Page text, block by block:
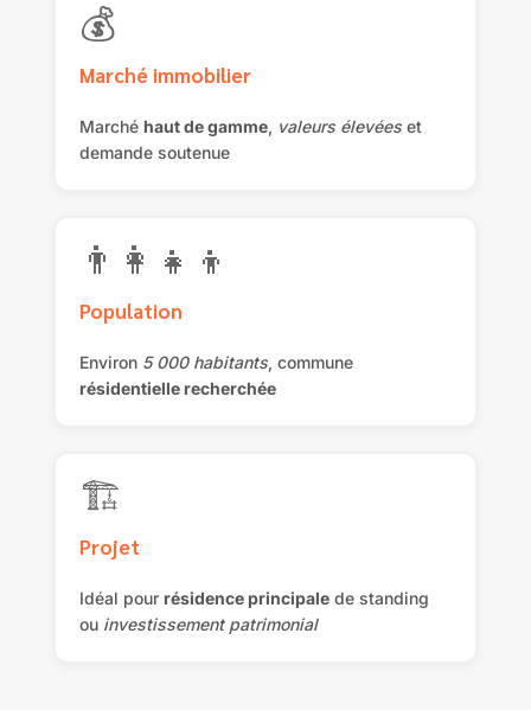
💰
Marché immobilier
Marché haut de gamme, valeurs élevéeset
demande soutenue
👨‍👩‍👧‍👦
Population
Environ 5 000 habitants, commune
résidentielle recherchée
🏗️
Projet
Idéal pour résidence principalede standing
ou investissement patrimonial